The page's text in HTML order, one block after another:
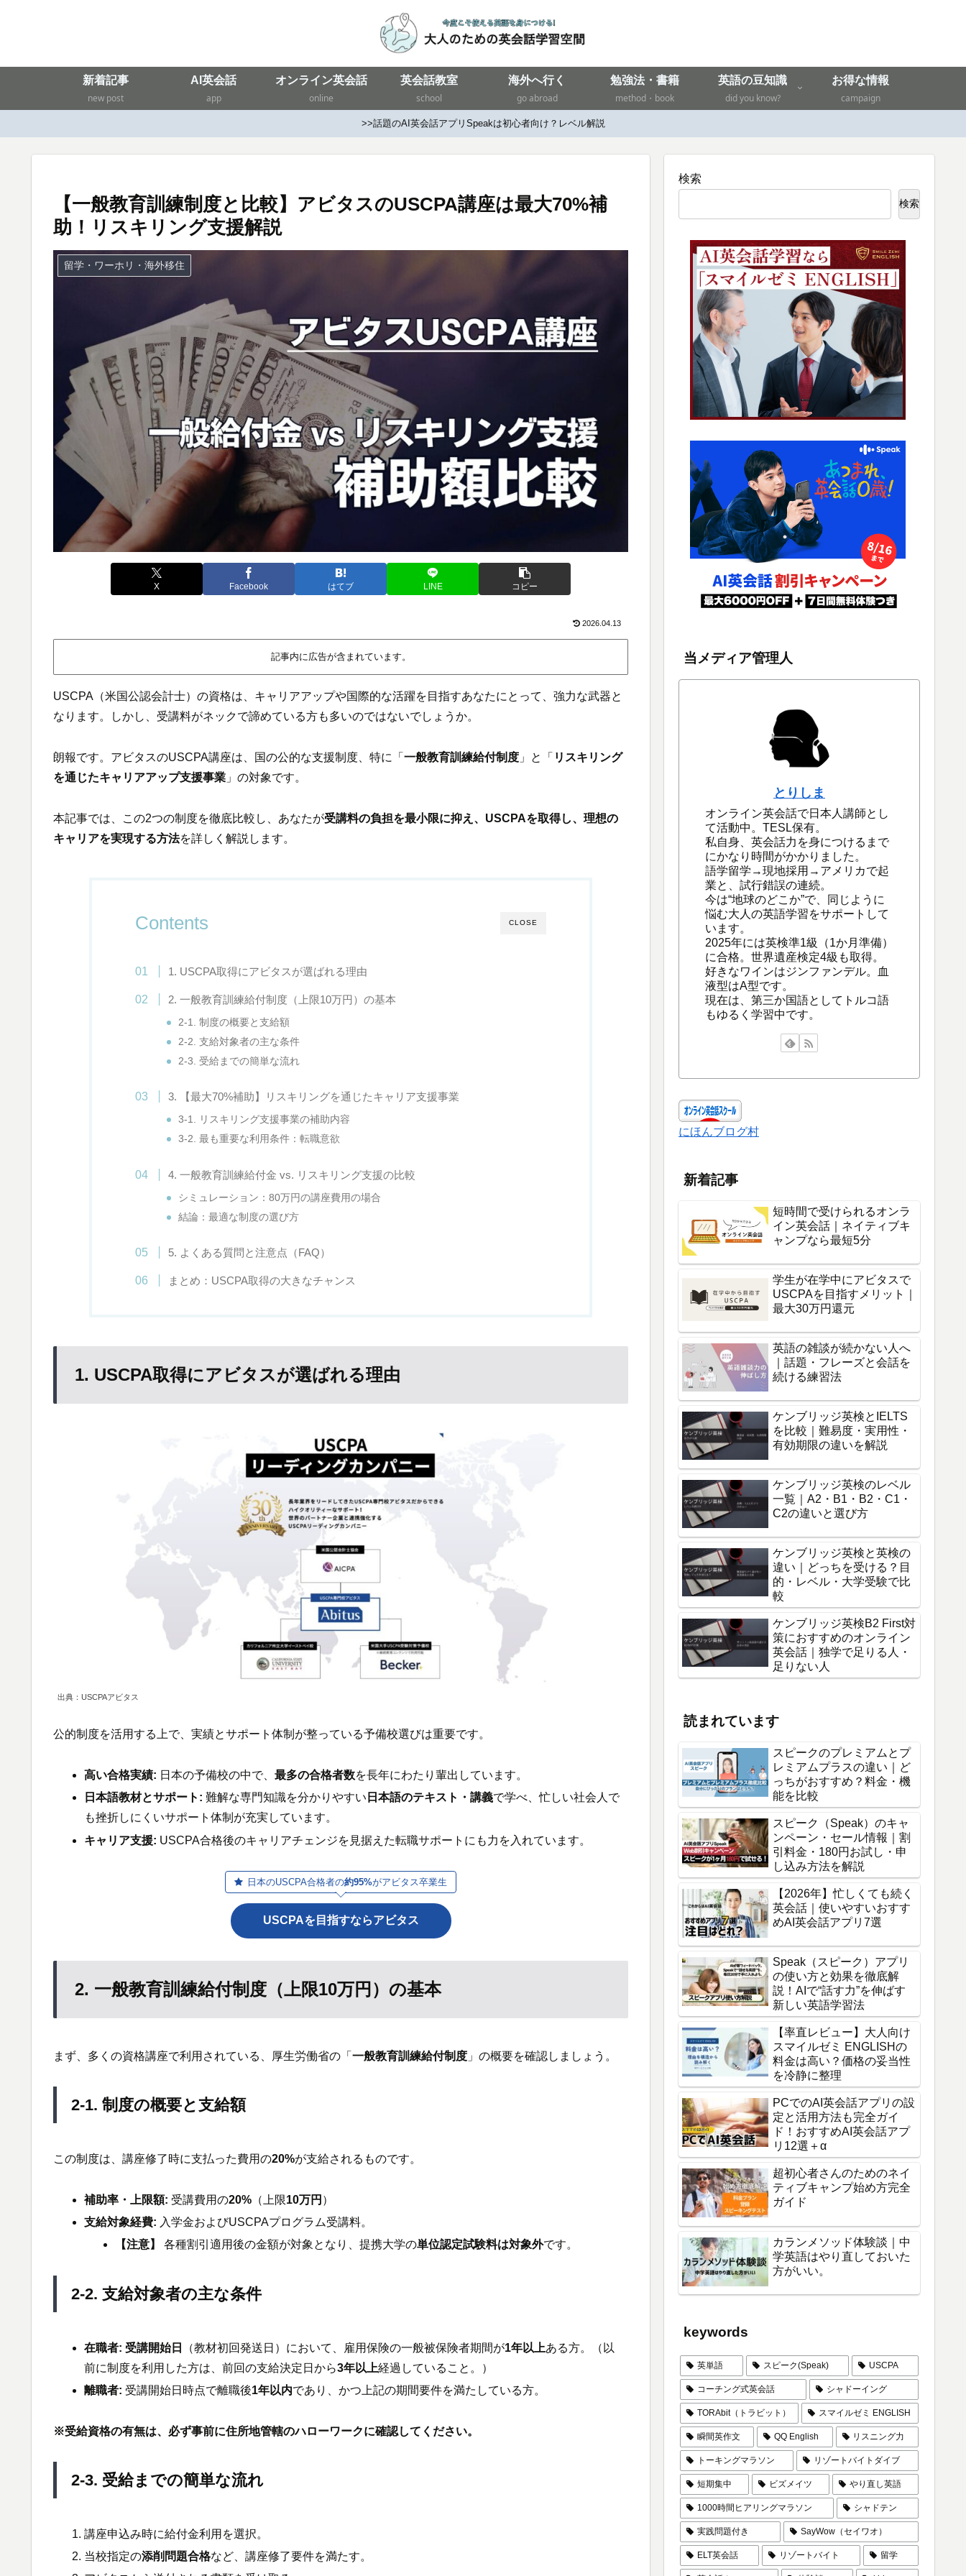
新着記事
new post
AI英会話
app
オンライン英会話
online
英会話教室
school
海外へ行く
go abroad
勉強法・書籍
method・book
英語の豆知識
did you know?
お得な情報
campaign
>>話題のAI英会話アプリSpeakは初心者向け？レベル解説
【一般教育訓練制度と比較】アビタスのUSCPA講座は最大70%補
助！リスキリング支援解説
留学・ワーホリ・海外移住
X Facebook はてブ LINE コピー
2026.04.13
記事内に広告が含まれています。
USCPA（米国公認会計士）の資格は、キャリアアップや国際的な活躍を目指すあなたにとって、強力な武器と
なります。しかし、受講料がネックで諦めている方も多いのではないでしょうか。
朗報です。アビタスのUSCPA講座は、国の公的な支援制度、特に「 一般教育訓練給付制度 」と「 リスキリング
を通じたキャリアアップ支援事業 」の対象です。
本記事では、この2つの制度を徹底比較し、あなたが受講料の負担を最小限に抑え、USCPAを取得し、理想の
キャリアを実現する方法を詳しく解説します。
CLOSE
Contents
1. USCPA取得にアビタスが選ばれる理由
2. 一般教育訓練給付制度（上限10万円）の基本
2-1. 制度の概要と支給額
2-2. 支給対象者の主な条件
2-3. 受給までの簡単な流れ
3. 【最大70%補助】リスキリングを通じたキャリア支援事業
3-1. リスキリング支援事業の補助内容
3-2. 最も重要な利用条件：転職意欲
4. 一般教育訓練給付金 vs. リスキリング支援の比較
シミュレーション：80万円の講座費用の場合
結論：最適な制度の選び方
5. よくある質問と注意点（FAQ）
まとめ：USCPA取得の大きなチャンス
1. USCPA取得にアビタスが選ばれる理由
出典：USCPAアビタス
公的制度を活用する上で、実績とサポート体制が整っている予備校選びは重要です。
高い合格実績: 日本の予備校の中で、最多の合格者数を長年にわたり輩出しています。
日本語教材とサポート: 難解な専門知識を分かりやすい 日本語のテキスト・講義で学べ、忙しい社会人で
も挫折しにくいサポート体制が充実しています。
キャリア支援: USCPA合格後のキャリアチェンジを見据えた転職サポートにも力を入れています。
日本のUSCPA合格者の約95%がアビタス卒業生
USCPAを目指すならアビタス
2. 一般教育訓練給付制度（上限10万円）の基本
まず、多くの資格講座で利用されている、厚生労働省の「 一般教育訓練給付制度 」の概要を確認しましょう。
2-1. 制度の概要と支給額
この制度は、講座修了時に支払った費用の20%が支給されるものです。
補助率・上限額: 受講費用の20% （上限10万円 ）
支給対象経費: 入学金およびUSCPAプログラム受講料。
【注意】
各種割引適用後の金額が対象となり、提携大学の単位認定試験料は対象外です。
2-2. 支給対象者の主な条件
在職者: 受講開始日 （教材初回発送日）において、雇用保険の一般被保険者期間が1年以上ある方。（以
前に制度を利用した方は、前回の支給決定日から3年以上経過していること。）
離職者: 受講開始日時点で離職後1年以内であり、かつ上記の期間要件を満たしている方。
※受給資格の有無は、必ず事前に住所地管轄のハローワークに確認してください。
2-3. 受給までの簡単な流れ
講座申込み時に給付金利用を選択。
当校指定の添削問題合格など、講座修了要件を満たす。
検索
検索
当メディア管理人
とりしま
オンライン英会話で日本人講師とし
て活動中。TESL保有。
私自身、英会話力を身につけるまで
にかなり時間がかかりました。
語学留学→現地採用→アメリカで起
業と、試行錯誤の連続。
今は“地球のどこか”で、同じように
悩む大人の英語学習をサポートして
います。
2025年には英検準1級（1か月準備）
に合格。世界遺産検定4級も取得。
好きなワインはジンファンデル。血
液型はA型です。
現在は、第三か国語としてトルコ語
もゆるく学習中です。
にほんブログ村
新着記事
短時間で受けられるオンラ
イン英会話｜ネイティブキ
ャンプなら最短5分
学生が在学中にアビタスで
USCPAを目指すメリット｜
最大30万円還元
英語の雑談が続かない人へ
｜話題・フレーズと会話を
続ける練習法
ケンブリッジ英検とIELTS
を比較｜難易度・実用性・
有効期限の違いを解説
ケンブリッジ英検のレベル
一覧｜A2・B1・B2・C1・
C2の違いと選び方
ケンブリッジ英検と英検の
違い｜どっちを受ける？目
的・レベル・大学受験で比
較
ケンブリッジ英検B2 First対
策におすすめのオンライン
英会話｜独学で足りる人・
足りない人
読まれています
スピークのプレミアムとプ
レミアムプラスの違い｜ど
っちがおすすめ？料金・機
能を比較
スピーク（Speak）のキャ
ンペーン・セール情報｜割
引料金・180円お試し・申
し込み方法を解説
【2026年】忙しくても続く
英会話｜使いやすいおすす
めAI英会話アプリ7選
Speak（スピーク）アプリ
の使い方と効果を徹底解
説！AIで“話す力”を伸ばす
新しい英語学習法
【率直レビュー】大人向け
スマイルゼミ ENGLISHの
料金は高い？価格の妥当性
を冷静に整理
PCでのAI英会話アプリの設
定と活用方法も完全ガイ
ド！おすすめAI英会話アプ
リ12選＋α
超初心者さんのためのネイ
ティブキャンプ始め方完全
ガイド
カランメソッド体験談｜中
学英語はやり直しておいた
方がいい。
keywords
英単語 スピーク(Speak) USCPA
コーチング式英会話 シャドーイング
TORAbit（トラビット） スマイルゼミ ENGLISH
瞬間英作文 QQ English リスニング力
トーキングマラソン リゾートバイトダイブ
短期集中 ビズメイツ やり直し英語
1000時間ヒアリングマラソン シャドテン
実践問題付き SayWow（セイワオ）
ELT英会話 リゾートバイト 留学